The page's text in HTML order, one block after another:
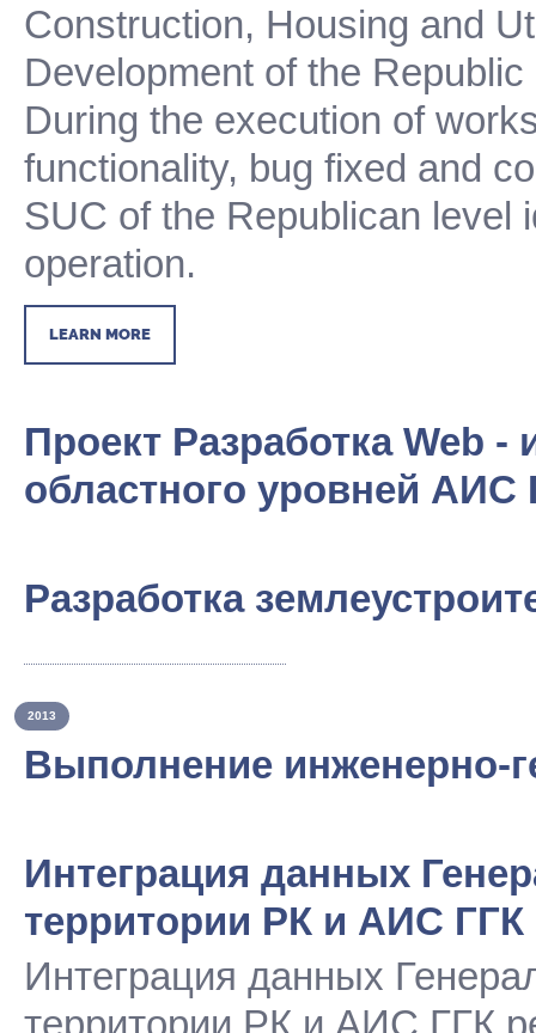
Construction, Housing and
Development of the
During the execution of
functionality, bug fixed and
SUC of the Republican level
operation.
LEARN MORE
Проект Разработка Web
областного уровней АИС
Разработка
2013
Выполнение инженерно-
Интеграция данных
территории РК и АИС ГГК
Интеграция данных
территории РК и АИС ГГК